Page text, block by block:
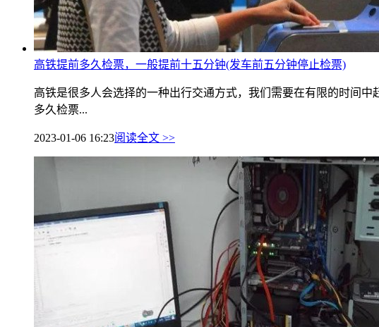
高铁提前多久检票，一般提前十五分钟(发车前五分钟停止检票)
高铁是很多人会选择的一种出行交通方式，我们需要在有限的时间
多久检票...
2023-01-06 16:23阅读全文 >>